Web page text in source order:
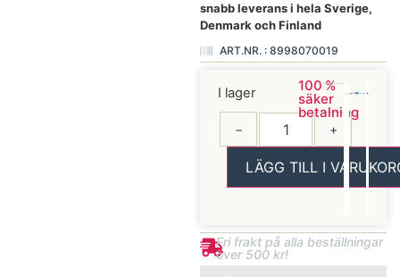
snabb leverans i hela Sverige,
Denmark och Finland
ART.NR. : 8998070019
I lager
− +
LÄGG TILL I
100 %
säker
betalning
Fri frakt på alla beställningar
över 500 kr!